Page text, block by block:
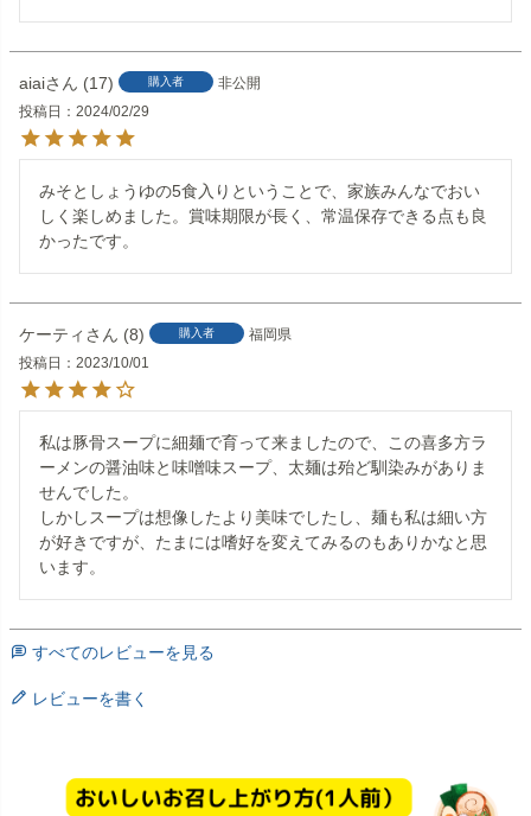
aiai 17 購入者
非公開
投稿日
2024/02/29
みそとしょうゆの5食入りということで、家族みんなでおい
しく楽しめました。賞味期限が長く、常温保存できる点も良
かったです。
ケーティ 8 購入者
福岡県
投稿日
2023/10/01
私は豚骨スープに細麺で育って来ましたので、この喜多方ラ
ーメンの醤油味と味噌味スープ、太麺は殆ど馴染みがありま
せんでした。
しかしスープは想像したより美味でしたし、麺も私は細い方
が好きですが、たまには嗜好を変えてみるのもありかなと思
います。
すべてのレビューを見る
レビューを書く